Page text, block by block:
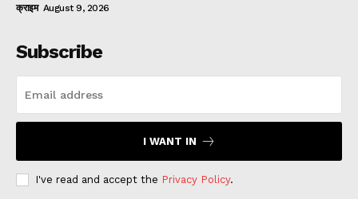
क्राइम August 9, 2026
Subscribe
I WANT IN
I've read and accept the Privacy Policy.